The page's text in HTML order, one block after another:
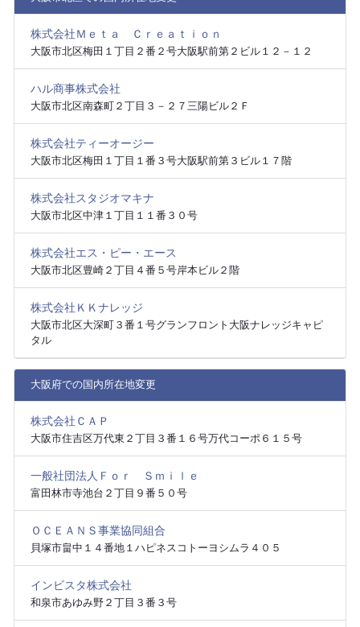
株式会社Ｍｅｔａ Ｃｒｅａｔｉｏｎ
大阪市北区梅田１丁目２番２号大阪駅前第２ビル１２－１２
ハル商事株式会社
大阪市北区南森町２丁目３－２７三陽ビル２Ｆ
株式会社ティーオージー
大阪市北区梅田１丁目１番３号大阪駅前第３ビル１７階
株式会社スタジオマキナ
大阪市北区中津１丁目１１番３０号
株式会社エス・ピー・エース
大阪市北区豊崎２丁目４番５号岸本ビル２階
株式会社ＫＫナレッジ
大阪市北区大深町３番１号グランフロント大阪ナレッジキャピ
タル
大阪府での国内所在地変更
株式会社ＣＡＰ
大阪市住吉区万代東２丁目３番１６号万代コーポ６１５号
一般社団法人Ｆｏｒ Ｓｍｉｌｅ
富田林市寺池台２丁目９番５０号
ＯＣＥＡＮＳ事業協同組合
貝塚市畠中１４番地１ハピネスコトーヨシムラ４０５
インビスタ株式会社
和泉市あゆみ野２丁目３番３号